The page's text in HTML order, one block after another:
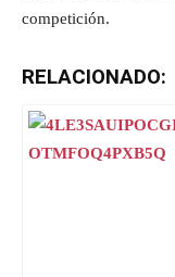
competición.
RELACIONADO: